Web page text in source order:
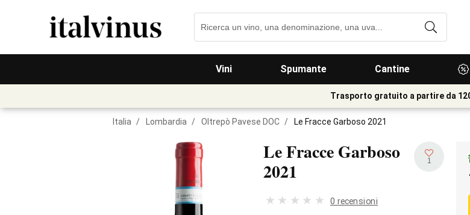
Vini Spumante Cantine
Trasporto gratuito a partire da
Italia / Lombardia / Oltrepò Pavese DOC / Le Fracce Garboso 2021
Le Fracce Garboso
2021
1
0 recensioni